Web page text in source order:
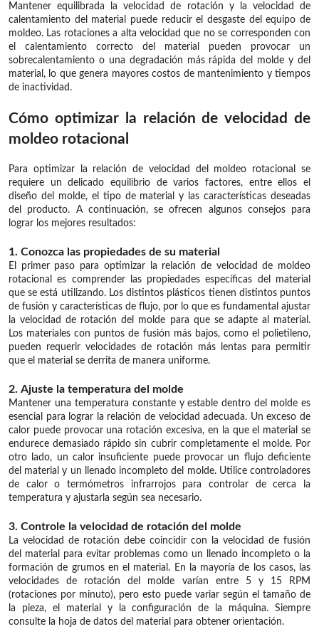
Mantener equilibrada la velocidad de rotación y la velocidad de
calentamiento del material puede reducir el desgaste del equipo de
moldeo. Las rotaciones a alta velocidad que no se corresponden con
el calentamiento correcto del material pueden provocar un
sobrecalentamiento o una degradación más rápida del molde y del
material, lo que genera mayores costos de mantenimiento y tiempos
de inactividad.
Cómo optimizar la relación de velocidad de
moldeo rotacional
Para optimizar la relación de velocidad del moldeo rotacional se
requiere un delicado equilibrio de varios factores, entre ellos el
diseño del molde, el tipo de material y las características deseadas
del producto. A continuación, se ofrecen algunos consejos para
lograr los mejores resultados:
1. Conozca las propiedades de su material
El primer paso para optimizar la relación de velocidad de moldeo
rotacional es comprender las propiedades específicas del material
que se está utilizando. Los distintos plásticos tienen distintos puntos
de fusión y características de flujo, por lo que es fundamental ajustar
la velocidad de rotación del molde para que se adapte al material.
Los materiales con puntos de fusión más bajos, como el polietileno,
pueden requerir velocidades de rotación más lentas para permitir
que el material se derrita de manera uniforme.
2. Ajuste la temperatura del molde
Mantener una temperatura constante y estable dentro del molde es
esencial para lograr la relación de velocidad adecuada. Un exceso de
calor puede provocar una rotación excesiva, en la que el material se
endurece demasiado rápido sin cubrir completamente el molde. Por
otro lado, un calor insuficiente puede provocar un flujo deficiente
del material y un llenado incompleto del molde. Utilice controladores
de calor o termómetros infrarrojos para controlar de cerca la
temperatura y ajustarla según sea necesario.
3. Controle la velocidad de rotación del molde
La velocidad de rotación debe coincidir con la velocidad de fusión
del material para evitar problemas como un llenado incompleto o la
formación de grumos en el material. En la mayoría de los casos, las
velocidades de rotación del molde varían entre 5 y 15 RPM
(rotaciones por minuto), pero esto puede variar según el tamaño de
la pieza, el material y la configuración de la máquina. Siempre
consulte la hoja de datos del material para obtener orientación.